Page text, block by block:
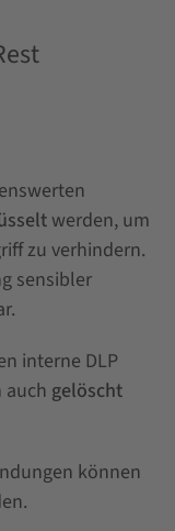
werden, um
zu verhindern.
sensibler
interne DLP
auch gelöscht
können